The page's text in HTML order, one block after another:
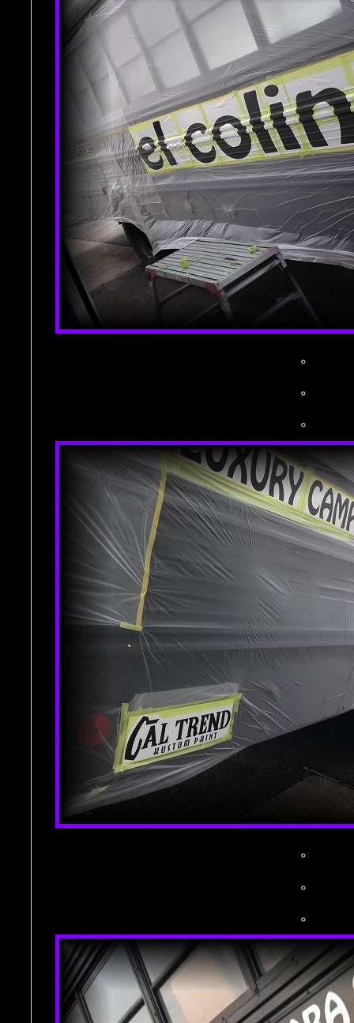
。
。
。
。
。
。